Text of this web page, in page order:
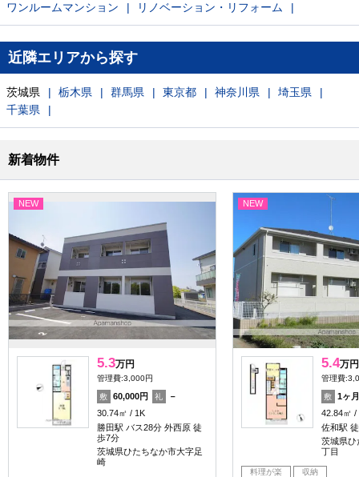
ワンルームマンション
リノベーション・リフォーム
近隣エリアから探す
茨城県 栃木県 群馬県 東京都 神奈川県
埼玉県
千葉県
新着物件
NEW
5.3万円
管理費:3,000円
敷 60,000円 礼
－
30.74㎡
1K
勝田駅 バス28分 外西原 徒
歩7分
茨城県ひたちなか市大字足
崎
NEW
5.4万円
管理費
敷
1ヶ月
42.84㎡
佐和駅
茨城県ひ
丁目
料理が楽 収納